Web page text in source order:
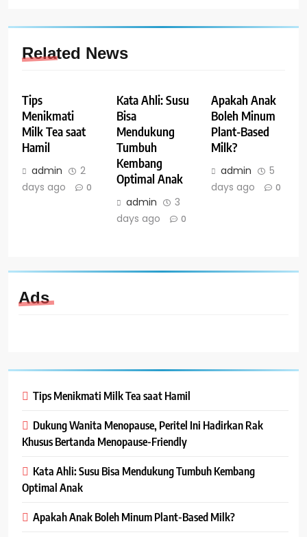
Related News
Tips
Menikmati
Milk Tea saat
Hamil
admin
2
days ago
0
Kata Ahli: Susu
Bisa
Mendukung
Tumbuh
Kembang
Optimal Anak
admin
3
days ago
0
Apakah Anak
Boleh Minum
Plant-Based
Milk?
admin
5
days ago
0
Ads
Tips Menikmati Milk Tea saat Hamil
Dukung Wanita Menopause, Peritel Ini Hadirkan Rak
Khusus Bertanda Menopause-Friendly
Kata Ahli: Susu Bisa Mendukung Tumbuh Kembang
Optimal Anak
Apakah Anak Boleh Minum Plant-Based Milk?